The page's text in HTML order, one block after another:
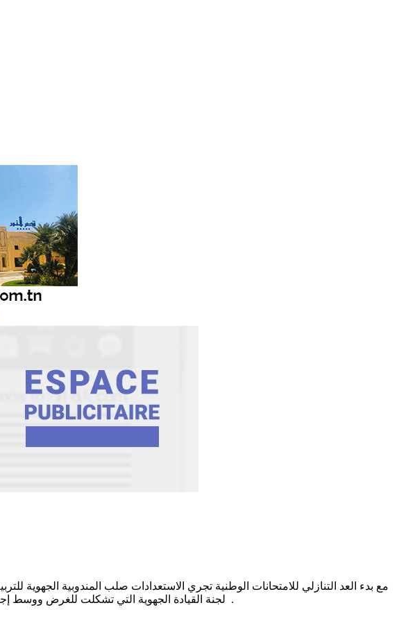
لجنة القيادة الجهوية التي تشكلت للغرض ووسط إجراءات مشددة واستثنائية تراعي مقتضيات البرتوكول الصحي ضمانا لسلامة كافة أفراد الأسرة التربوية وأبنائنا التلاميذ .